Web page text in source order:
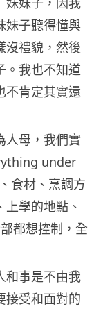
妹子聽得懂與
沒禮貌，然後
。我也不知道
不肯定其實還
人母，我們實
under
食材、烹調方
學的地點、
都想控制，全
和事是不由我
接受和面對的